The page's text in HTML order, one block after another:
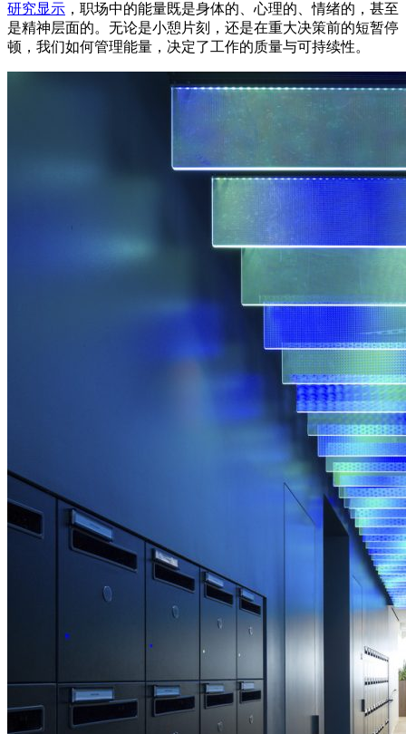
研究显示 ，职场中的能量既是身体的、心理的、情绪的，甚至
是精神层面的。无论是小憩片刻，还是在重大决策前的短暂停
顿，我们如何管理能量，决定了工作的质量与可持续性。